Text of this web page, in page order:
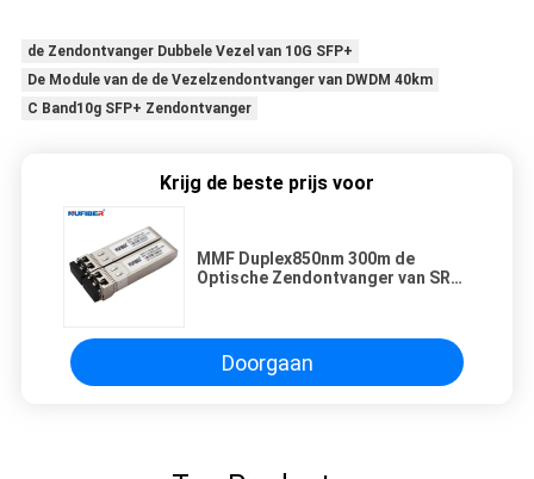
de Zendontvanger Dubbele Vezel van 10G SFP+
De Module van de de Vezelzendontvanger van DWDM 40km
C Band10g SFP+ Zendontvanger
Krijg de beste prijs voor
MMF Duplex850nm 300m de
Optische Zendontvanger van SR
Doorgaan